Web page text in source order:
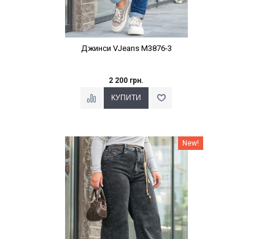
Джинси VJeans M3876-3
2 200 грн.
Наклейки Варіант з % New!